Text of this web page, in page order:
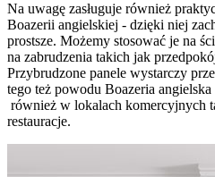
Na uwagę zasługuje również
Boazerii angielskiej - dzięki niej
prostsze. Możemy stosować je na
na zabrudzenia takich jak
Przybrudzone panele wystarczy
tego też powodu Boazeria
również w lokalach komercyjnych
restauracje.